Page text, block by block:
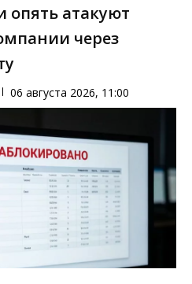
атакуют
через
06 августа 2026, 11:00